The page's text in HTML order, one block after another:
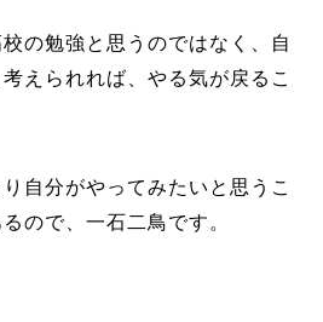
の勉強と思うのではなく、自
えられれば、やる気が戻るこ
自分がやってみたいと思うこ
ので、一石二鳥です。